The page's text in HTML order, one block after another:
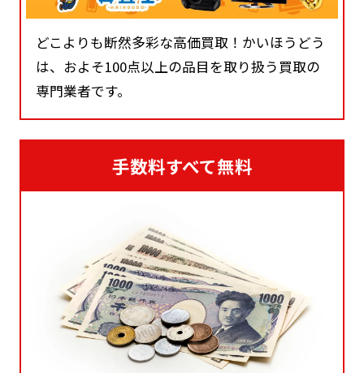
どこよりも断然多彩な高価買取！かいほうどう
は、およそ100点以上の品目を取り扱う買取の
専門業者です。
手数料すべて無料